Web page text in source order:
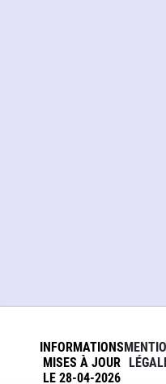
INFORMATIONS
MISES À JOUR
LE 28-04-2026